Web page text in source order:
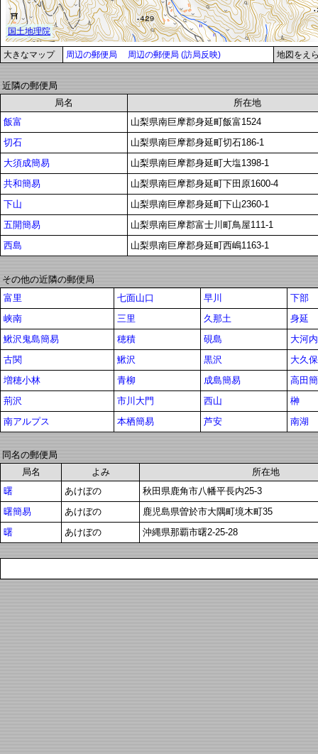
大きなマップ 周辺の郵便局 周辺の郵便局 (訪局反映) 地図をえ
近隣の郵便局
局名
所在地
飯富
山梨県南巨摩郡身延町飯富1524
切石
山梨県南巨摩郡身延町切石186-1
大須成簡易
山梨県南巨摩郡身延町大塩1398-1
共和簡易
山梨県南巨摩郡身延町下田原1600-4
下山
山梨県南巨摩郡身延町下山2360-1
五開簡易
山梨県南巨摩郡富士川町鳥屋111-1
西島
山梨県南巨摩郡身延町西嶋1163-1
その他の近隣の郵便局
富里
七面山口 早川
下部
峡南
三里 久那土
身延
鰍沢鬼島簡易
穂積 硯島
大河内
古関
鰍沢 黒沢
大久
増穂小林
青柳 成島簡易
高田
荊沢
市川大門 西山
榊
南アルプス
本栖簡易 芦安 南湖
同名の郵便局
局名
よみ
所在地
曙
あけぼの
秋田県鹿角市八幡平長内25-3
曙簡易
あけぼの
鹿児島県曽於市大隅町境木町35
曙
あけぼの 沖縄県那覇市曙2-25-28